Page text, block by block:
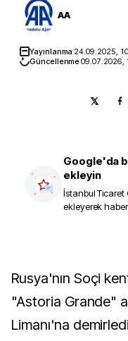
AA
Yayınlanma 24.09.2025,
Güncellenme09.07.2026,
Google'da
ekleyin
İstanbul Ticaret
ekleyerek
Rusya'nın Soçi kentinden hareket eden
"Astoria Grande"
Limanı'na